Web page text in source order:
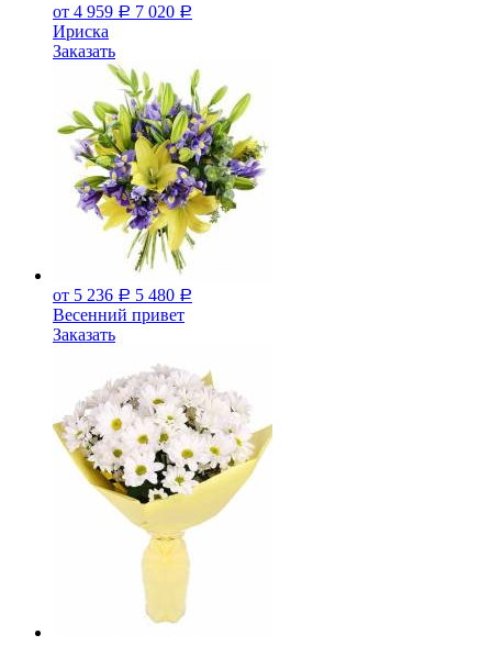
от 4 959 Р 7 020 Р
Ириска
Заказать
от 5 236 Р 5 480 Р
Весенний привет
Заказать